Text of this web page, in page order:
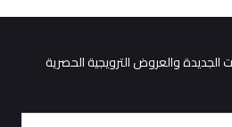
والعروض الترويجية الحصرية